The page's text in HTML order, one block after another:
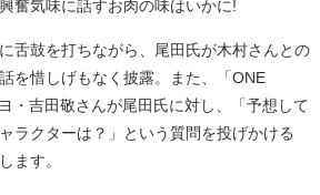
奮気味に話すお肉の味はいかに!
舌鼓を打ちながら、尾田氏が木村さんとの
を惜しげもなく披露。また、「ONE
・吉田敬さんが尾田氏に対し、「予想して
ラクターは？」という質問を投げかける
ます。